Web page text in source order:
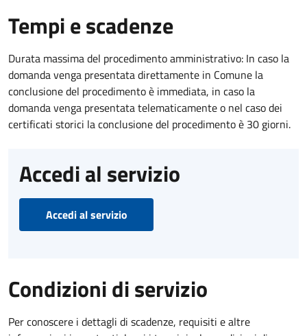
Tempi e scadenze
Durata massima del procedimento amministrativo: In caso la
domanda venga presentata direttamente in Comune la
conclusione del procedimento è immediata, in caso la
domanda venga presentata telematicamente o nel caso dei
certificati storici la conclusione del procedimento è 30 giorni.
Accedi al servizio
Accedi al servizio
Condizioni di servizio
Per conoscere i dettagli di scadenze, requisiti e altre